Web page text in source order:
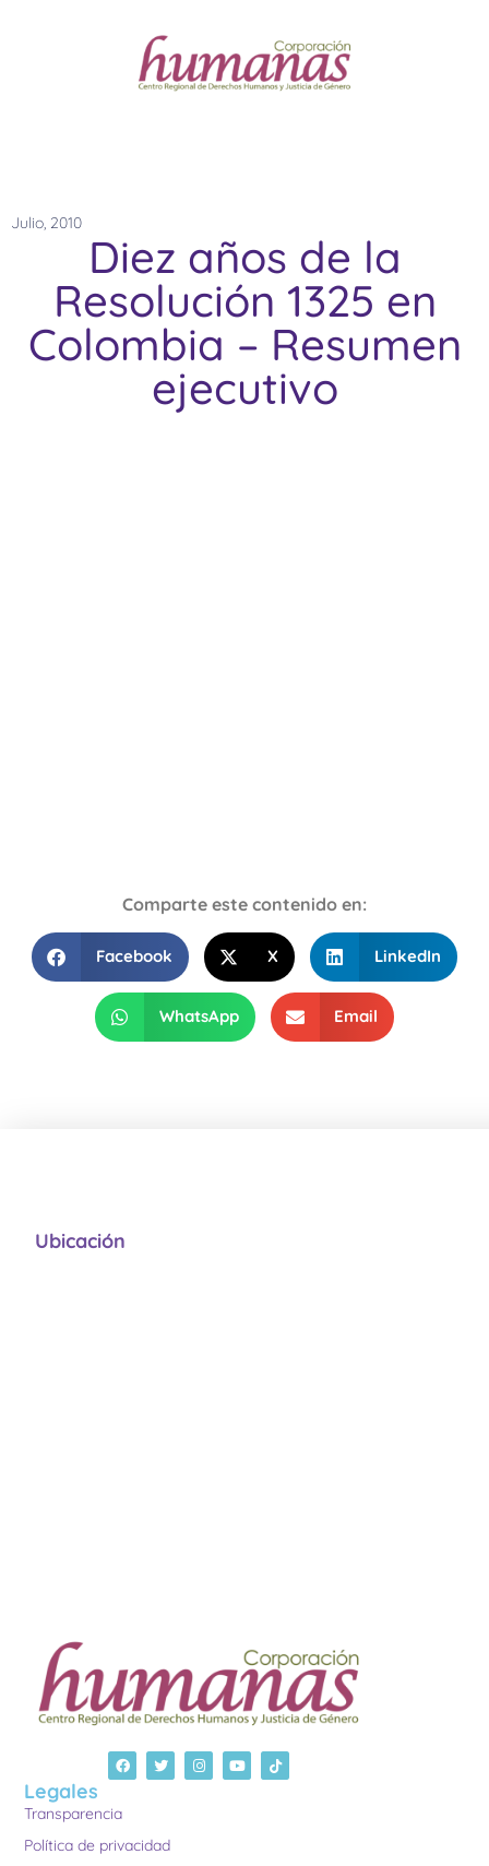
Julio, 2010
Diez años de la
Resolución 1325 en
Colombia – Resumen
ejecutivo
Comparte este contenido en:
Facebook X LinkedIn
WhatsApp Email
Legales
Transparencia
Política de privacidad
Ubicación